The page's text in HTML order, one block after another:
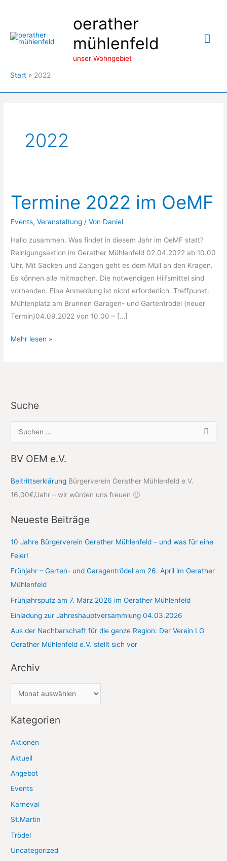
springen
oerather
mühlenfeld
unser Wohngebiet
Start 2022
2022
Termine 2022 im OeMF
Events,Veranstaltung / Von Daniel
Hallo zusammen. Was findet in diesem Jahr im OeMF statt?
Reinigungsaktion im Oerather Mühlenfeld 02.04.2022 ab 10.00
Uhr. Mit Säcken und Zangen geht es dem Müll an den Kragen.
Es können alle mitmachen. Die notwendigen Hilfsmittel sind
vorhanden. Eine Anmeldung ist nicht erforderlich. Treffpunkt:
Mühlenplatz am Brunnen Garagen- und Gartentrödel (neuer
Termin)04.09.2022 von 10.00 – […]
Termine
Mehr lesen »
Suche
u
c
e
n
a
BV OEM e.V.
Beitrittserklärung Bürgerverein Oerather Mühlenfeld e.V.
16,00€/Jahr – wir würden uns freuen 🙂
Neueste Beiträge
10 Jahre Bürgerverein Oerather Mühlenfeld – und was für eine
Feier!
Frühjahr – Garten- und Garagentrödel am 26. April im Oerather
Mühlenfeld
Frühjahrsputz am 7. März 2026 im Oerather Mühlenfeld
Einladung zur Jahreshauptversammlung 04.03.2026
Aus der Nachbarschaft für die ganze Region: Der Verein LG
Oerather Mühlenfeld e.V. stellt sich vor
Archiv
r
c
i
v
Kategorien
Aktionen
Aktuell
Angebot
Events
Karneval
St.Martin
Trödel
Uncategorized